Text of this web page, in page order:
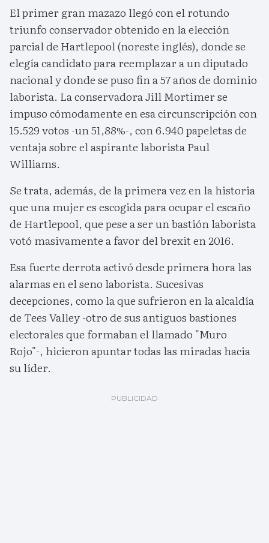
El primer gran mazazo llegó con el rotundo
triunfo conservador obtenido en la elección
parcial de Hartlepool (noreste inglés), donde se
elegía candidato para reemplazar a un diputado
nacional y donde se puso fin a 57 años de dominio
laborista. La conservadora Jill Mortimer se
impuso cómodamente en esa circunscripción con
15.529 votos -un 51,88%-, con 6.940 papeletas de
ventaja sobre el aspirante laborista Paul
Williams.
Se trata, además, de la primera vez en la historia
que una mujer es escogida para ocupar el escaño
de Hartlepool, que pese a ser un bastión laborista
votó masivamente a favor del brexit en 2016.
Esa fuerte derrota activó desde primera hora las
alarmas en el seno laborista. Sucesivas
decepciones, como la que sufrieron en la alcaldía
de Tees Valley -otro de sus antiguos bastiones
electorales que formaban el llamado "Muro
Rojo"-, hicieron apuntar todas las miradas hacia
su líder.